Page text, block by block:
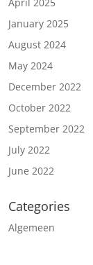
January 2025
August 2024
May 2024
December 2022
October 2022
September 2022
July 2022
June 2022
Categories
Algemeen